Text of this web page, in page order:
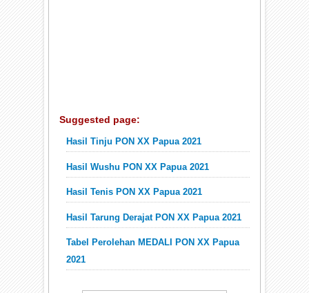
Suggested page:
Hasil Tinju PON XX Papua 2021
Hasil Wushu PON XX Papua 2021
Hasil Tenis PON XX Papua 2021
Hasil Tarung Derajat PON XX Papua 2021
Tabel Perolehan MEDALI PON XX Papua
2021